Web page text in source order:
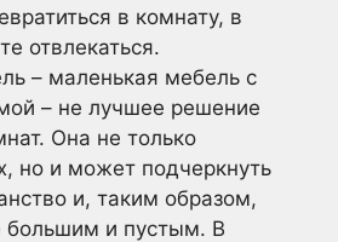
в комнату, в
отвлекаться.
– маленькая мебель с
– не лучшее решение
Она не только
но и может подчеркнуть
и, таким образом,
большим и пустым. В